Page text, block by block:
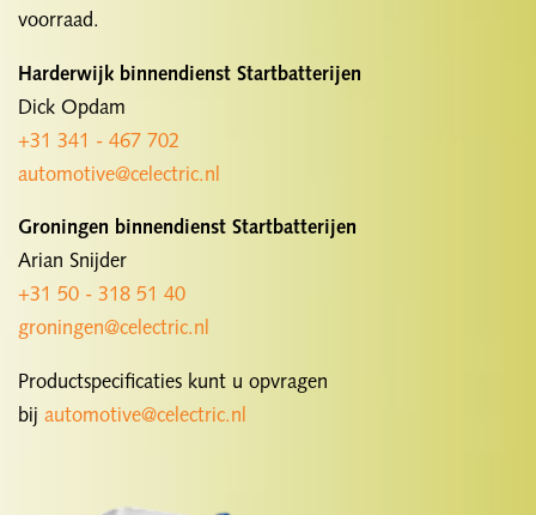
voorraad.
Harderwijk binnendienst Startbatterijen
Dick Opdam
+31 341 - 467 702
automotive@celectric.nl
Groningen binnendienst Startbatterijen
Arian Snijder
+31 50 - 318 51 40
groningen@celectric.nl
Productspecificaties kunt u opvragen
bij automotive@celectric.nl